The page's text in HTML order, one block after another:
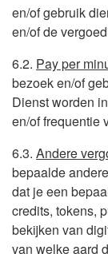
en/of gebruik
en/of de
6.2. Pay per
bezoek en/of
Dienst worden
en/of frequentie
6.3. Andere
bepaalde
dat je een
credits, tokens,
bekijken van
van welke aard